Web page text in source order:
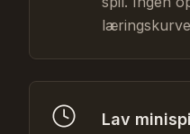
Lav